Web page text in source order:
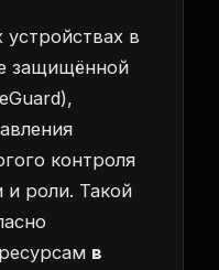
в
защищённой
контроля
и роли. Такой
в